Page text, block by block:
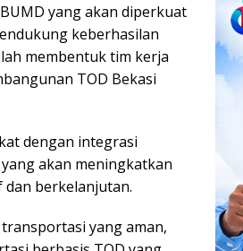
yang akan diperkuat
keberhasilan
membentuk tim kerja
TOD Bekasi
dengan integrasi
akan meningkatkan
berkelanjutan.
yang aman,